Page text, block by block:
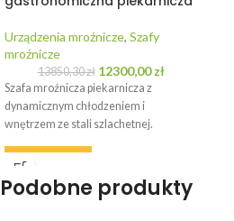
Urządzenia mroźnicze, Szafy
mroźnicze
13850,30zł 12300,00zł
Szafa mroźnicza piekarnicza z
dynamicznym chłodzeniem i
wnętrzem ze stali szlachetnej.
WYPOŻYCZ
Podobne produkty